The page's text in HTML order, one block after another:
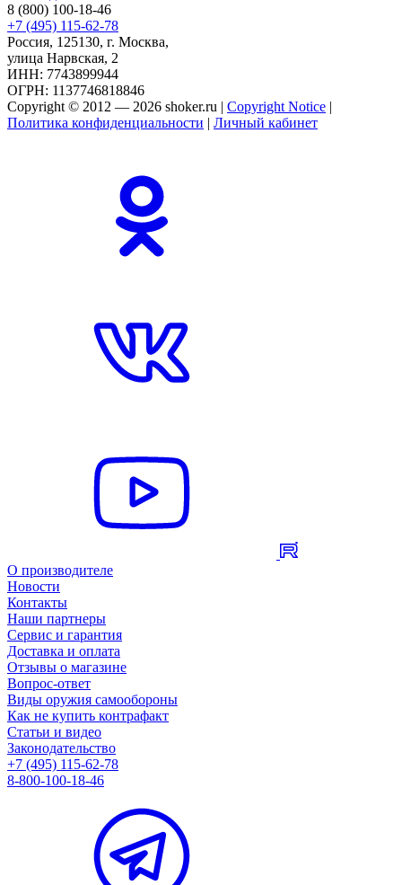
8 (800) 100-18-46
+7 (495) 115-62-78
Россия, 125130, г. Москва,
улица Нарвская, 2
ИНН: 7743899944
ОГРН: 1137746818846
Copyright © 2012 — 2026 shoker.ru | Copyright Notice |
Политика конфиденциальности | Личный кабинет
О производителе
Новости
Контакты
Наши партнеры
Сервис и гарантия
Доставка и оплата
Отзывы о магазине
Вопрос-ответ
Виды оружия самообороны
Как не купить контрафакт
Статьи и видео
Законодательство
+7 (495) 115-62-78
8-800-100-18-46